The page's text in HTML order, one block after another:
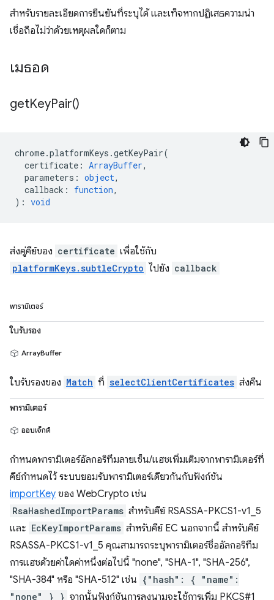
สำหรับรายละเอียดการยืนยันที่ระบุได้ และเท็จหากปฏิเสธความน่า
เชื่อถือไม่ว่าด้วยเหตุผลใดก็ตาม
เมธอด
getKeyPair()
chrome.platformKeys .getKeyPair(
certificate : ArrayBuffer,
parameters : object,
callback : function,
) : void
ส่งคู่คีย์ของ certificate เพื่อใช้กับ
platformKeys.subtleCrypto ไปยัง callback
พารามิเตอร์
ใบรับรอง
ArrayBuffer
ใบรับรองของ Match ที่ selectClientCertificates ส่งคืน
พารามิเตอร์
ออบเจ็กต์
กำหนดพารามิเตอร์อัลกอริทึมลายเซ็น/แฮชเพิ่มเติมจากพารามิเตอร์ที่
คีย์กำหนดไว้ ระบบยอมรับพารามิเตอร์เดียวกันกับฟังก์ชัน
importKey ของ WebCrypto เช่น
RsaHashedImportParams สำหรับคีย์ RSASSA-PKCS1-v1_5
และ EcKeyImportParams สำหรับคีย์ EC นอกจากนี้ สำหรับคีย์
RSASSA-PKCS1-v1_5 คุณสามารถระบุพารามิเตอร์ชื่ออัลกอริทึม
การแฮชด้วยค่าใดค่าหนึ่งต่อไปนี้ "none", "SHA-1", "SHA-256",
"SHA-384" หรือ "SHA-512" เช่น {"hash": { "name":
"none" } } จากนั้นฟังก์ชันการลงนามจะใช้การเพิ่ม PKCS#1